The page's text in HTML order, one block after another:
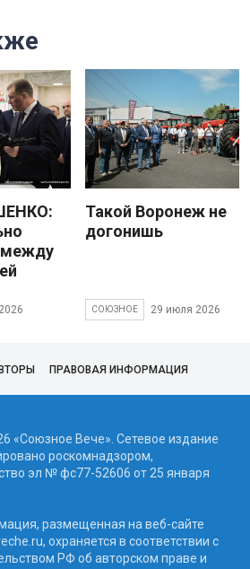
между
Такой Воронеж не
догонишь
СОЮЗНОЕ 29 июля 2026
ПРАВОВАЯ ИНФОРМАЦИЯ
«Союзное Вече». Сетевое издание
роскомнадзором,
эл № фc77-52606 от 25 января
размещенная на веб-сайте
охраняется в соответствии с
РФ об авторском праве и